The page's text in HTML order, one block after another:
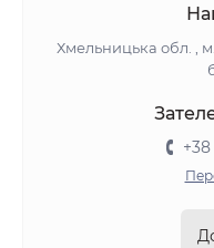
Хмельницька обл. , м.